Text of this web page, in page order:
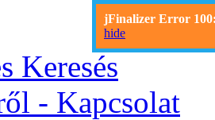
Keresés
- Kapcsolat
jFinalizer Error
hide